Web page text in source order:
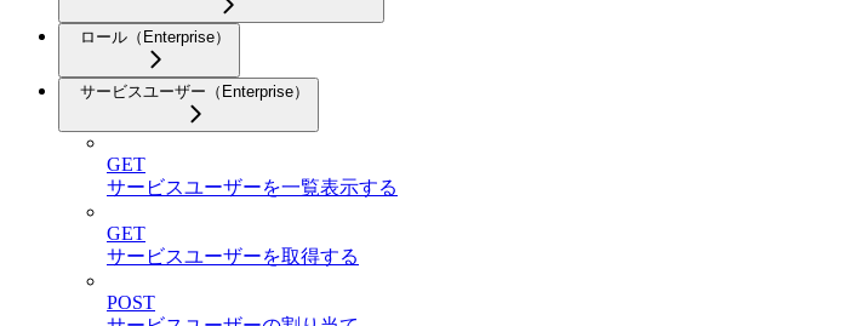
ロール（Enterprise）
サービスユーザー（Enterprise）
GET
サービスユーザーを一覧表示する
GET
サービスユーザーを取得する
POST